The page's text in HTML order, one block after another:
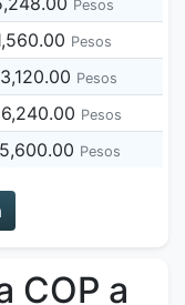
Pesos
Pesos
Pesos
Pesos
Pesos
COP a